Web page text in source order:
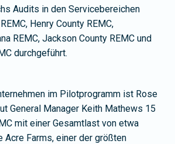
Audits in den Servicebereichen
Henry County REMC,
REMC, Jackson County REMC und
durchgeführt.
im Pilotprogramm ist Rose
General Manager Keith Mathews 15
mit einer Gesamtlast von etwa
Acre Farms, einer der größten